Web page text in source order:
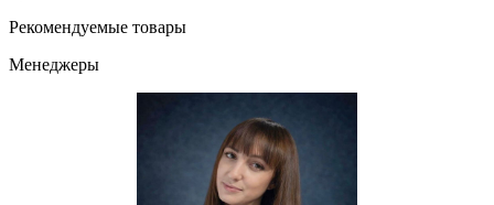
Рекомендуемые товары
Менеджеры